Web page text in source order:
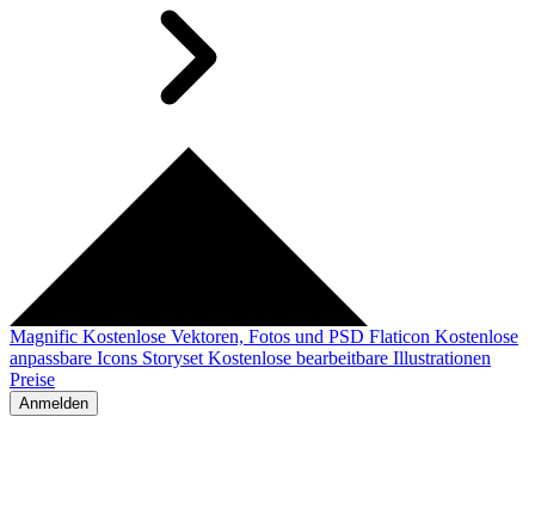
Magnific Kostenlose Vektoren, Fotos und PSD Flaticon Kostenlose
anpassbare Icons Storyset Kostenlose bearbeitbare Illustrationen
Preise
Anmelden